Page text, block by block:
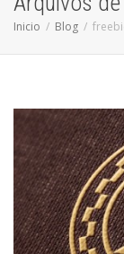
Inicio Blog